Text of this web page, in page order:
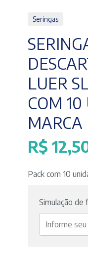
Seringas
LUER
COM
MARCA
R$
Pack com 10
Simulação de